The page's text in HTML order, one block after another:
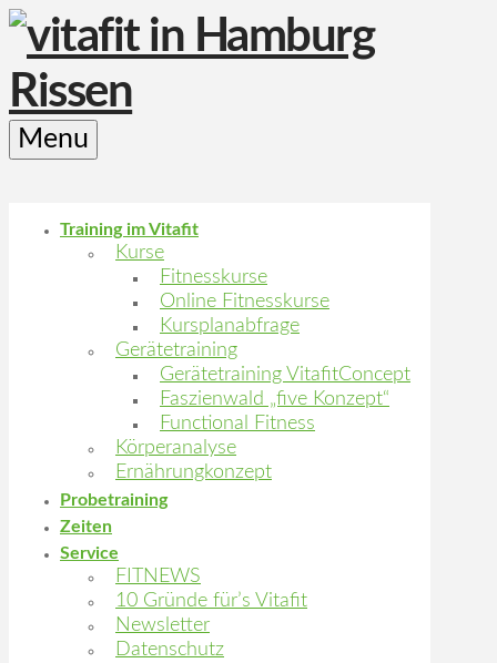
Menu
Training im Vitafit
Kurse
Fitnesskurse
Online Fitnesskurse
Kursplanabfrage
Gerätetraining
Gerätetraining VitafitConcept
Faszienwald „five Konzept“
Functional Fitness
Körperanalyse
Ernährungkonzept
Probetraining
Zeiten
Service
FITNEWS
10 Gründe für’s Vitafit
Newsletter
Datenschutz